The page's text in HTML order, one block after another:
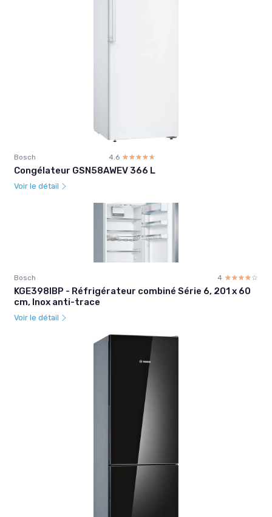
Bosch 4.6 ☆☆☆☆☆
★★★★★
Congélateur GSN58AWEV 366 L
Voir le détail
Bosch 4 ☆☆☆☆☆
★★★★★
KGE398IBP - Réfrigérateur combiné Série 6, 201 x 60
cm, Inox anti-trace
Voir le détail